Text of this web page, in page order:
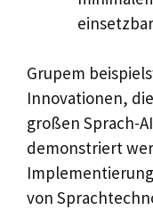
Grupem
Innovationen,
großen Sprach-
demonstriert
von